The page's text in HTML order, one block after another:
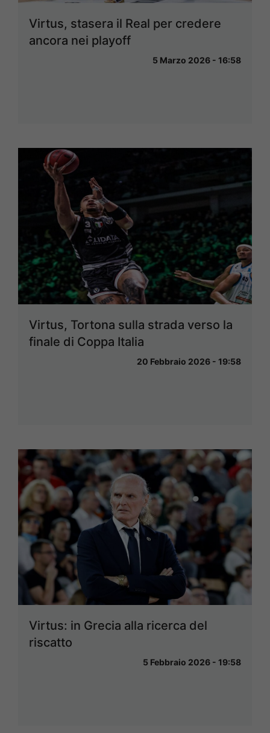
Virtus, stasera il Real per credere
ancora nei playoff
5 Marzo 2026 - 16:58
Virtus, Tortona sulla strada verso la
finale di Coppa Italia
20 Febbraio 2026 - 19:58
Virtus: in Grecia alla ricerca del
riscatto
5 Febbraio 2026 - 19:58